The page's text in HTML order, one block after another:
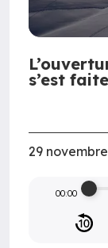
s’est
29
00:00